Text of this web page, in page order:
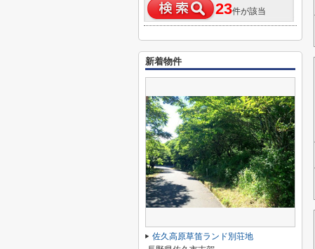
23件が該当
新着物件
佐久高原草笛ランド別荘地